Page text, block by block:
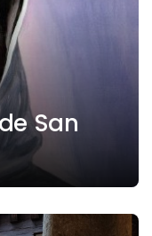
San